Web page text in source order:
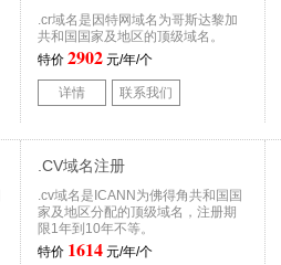
.cr域名是因特网域名为哥斯达黎加
共和国国家及地区的顶级域名。
特价 2902 元/年/个
详情 联系我们
.CV域名注册
.cv域名是ICANN为佛得角共和国国
家及地区分配的顶级域名，注册期
限1年到10年不等。
特价 1614 元/年/个